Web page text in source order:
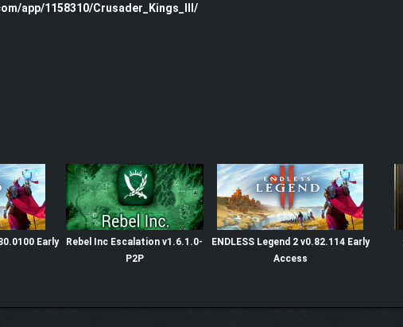
app/1158310/Crusader_Kings_III/
Early
Rebel Inc Escalation v1.6.1.0-
P2P
ENDLESS Legend 2 v0.82.114 Early
Access